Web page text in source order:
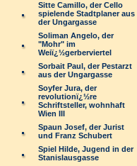
Sitte Camillo, der Cello
spielende Stadtplaner aus
der Ungargasse
Soliman Angelo, der
"Mohr" im
Weiï¿½gerberviertel
Sorbait Paul, der Pestarzt
aus der Ungargasse
Soyfer Jura, der
revolutionï¿½re
Schriftsteller, wohnhaft
Wien III
Spaun Josef, der Jurist
und Franz Schubert
Spiel Hilde, Jugend in der
Stanislausgasse